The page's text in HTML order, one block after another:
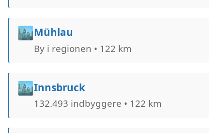
🏙️Mühlau
By i regionen • 122 km
🏙️Innsbruck
132.493 indbyggere • 122 km